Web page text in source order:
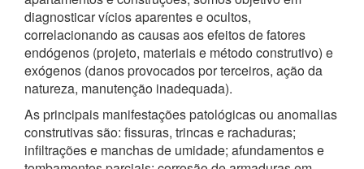
diagnosticar vícios aparentes e ocultos,
correlacionando as causas aos efeitos de fatores
endógenos (projeto, materiais e método construtivo) e
exógenos (danos provocados por terceiros, ação da
natureza, manutenção inadequada).
As principais manifestações patológicas ou anomalias
construtivas são: fissuras, trincas e rachaduras;
infiltrações e manchas de umidade; afundamentos e